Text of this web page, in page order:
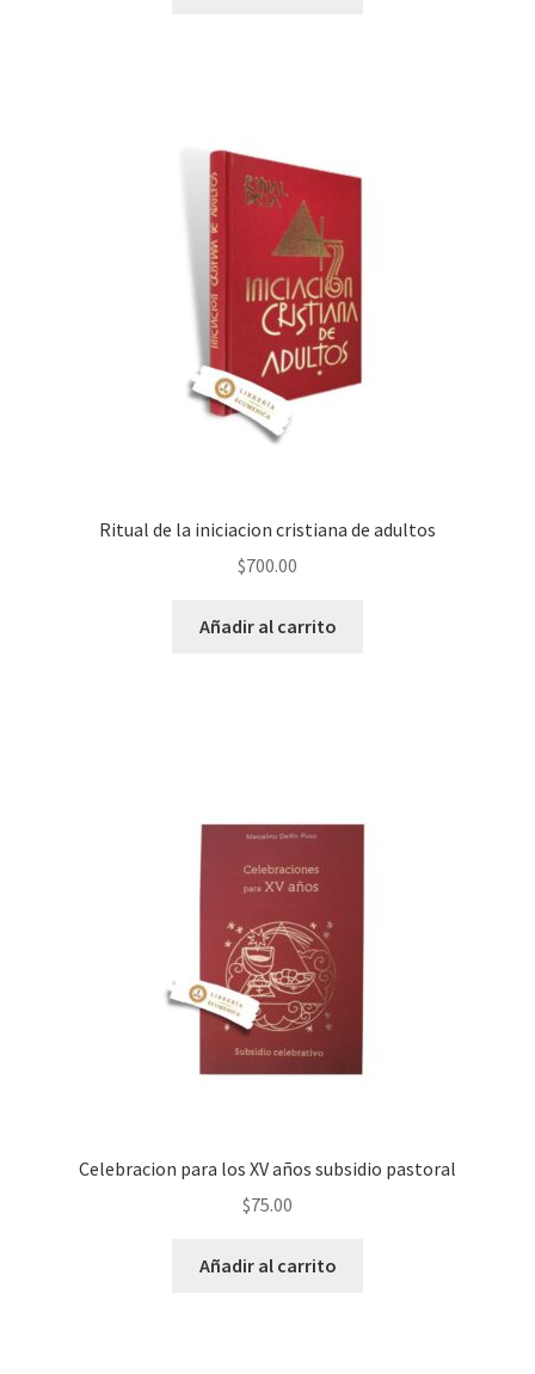
Ritual de la iniciacion cristiana de adultos
$700.00
Añadir al carrito
Celebracion para los XV años subsidio pastoral
$75.00
Añadir al carrito